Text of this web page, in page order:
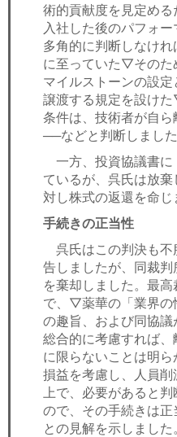
術的貢献度を見定め
入社した後のパフォー
多角的に判断しなけ
に至っていた▽そのた
マイルストーンの設
譲渡する規定を設け
条件は、技術者が自
──などと判断しました
一方、投資協議書に
ているが、呉氏は放
対し株式の返還を命じ
手続きの正当性
呉氏はこの判決も不
告しましたが、同裁判
を棄却しました。最
で、▽薬華の「業界の
の趣旨、および同協
総合的に考慮すれば
に限らないことは明
損益を考慮し、人員
上で、必要があると
ので、その手続きは
との見解を示しました。